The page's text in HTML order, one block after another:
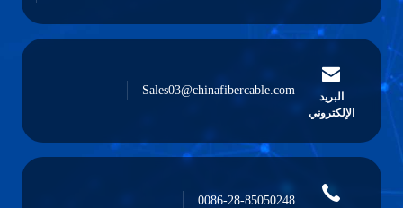
البريد
Sales03@chinafibercable.com
0086-28-85050248